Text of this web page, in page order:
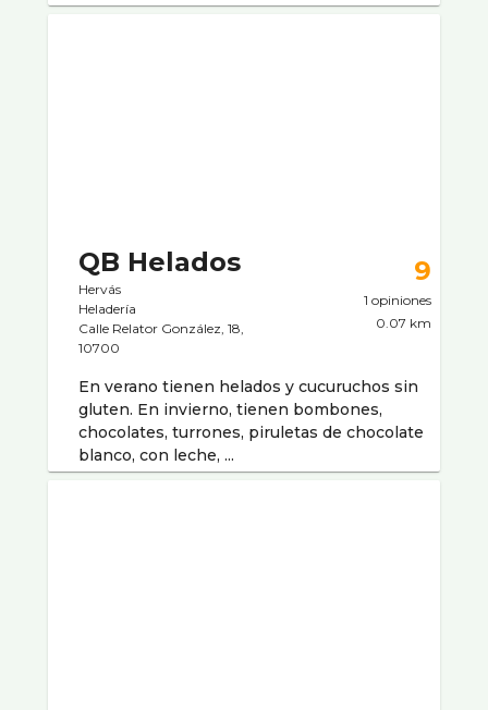
QB Helados
Hervás
Heladerí­a
Calle Relator González, 18,
10700
9
1 opiniones
0.07 km
En verano tienen helados y cucuruchos sin
gluten. En invierno, tienen bombones,
chocolates, turrones, piruletas de chocolate
blanco, con leche, ...